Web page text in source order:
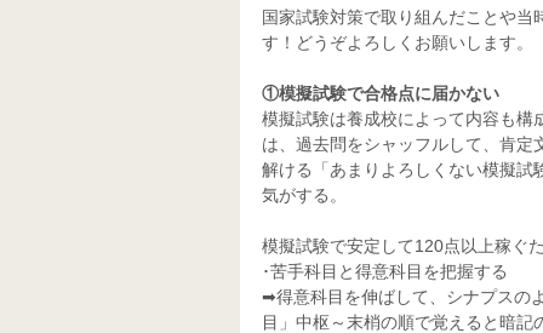
国家試験対策で取り組んだことや当
す！どうぞよろしくお願いします。
①模擬試験で合格点に届かない
模擬試験は養成校によって内容も構
は、過去問をシャッフルして、肯
解ける「あまりよろしくない模擬試
気がする。
模擬試験で安定して120点以上稼ぐ
･苦手科目と得意科目を把握する
➡得意科目を伸ばして、シナプスの
目」中枢～末梢の順で覚えると暗